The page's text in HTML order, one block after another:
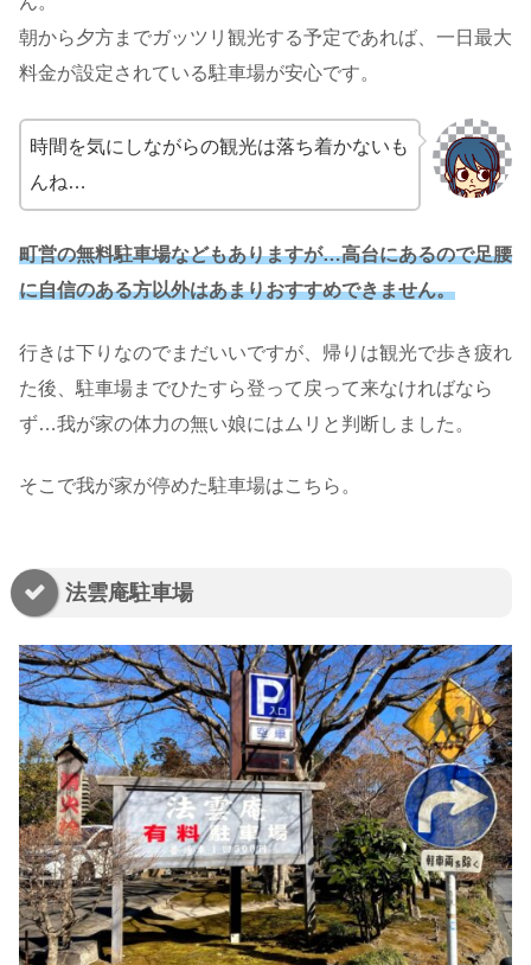
朝から夕方までガッツリ観光する予定であれば、一日最大
料金が設定されている駐車場が安心です。
時間を気にしながらの観光は落ち着かないも
んね…
町営の無料駐車場などもありますが…高台にあるので足腰
に自信のある方以外はあまりおすすめできません。
行きは下りなのでまだいいですが、帰りは観光で歩き疲れ
た後、駐車場までひたすら登って戻って来なければなら
ず…我が家の体力の無い娘にはムリと判断しました。
そこで我が家が停めた駐車場はこちら。
法雲庵駐車場